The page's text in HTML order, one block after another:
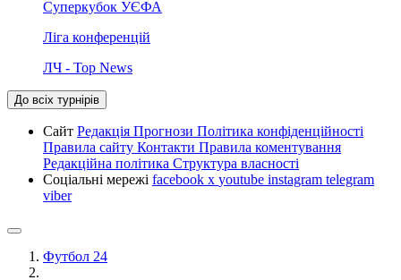
Суперкубок УЄФА
Ліга конференцій
ЛЧ - Top News
До всіх турнірів
Сайт Редакція Прогнози Політика конфіденційності
Правила сайту Контакти Правила коментування
Редакційна політика Структура власності
Соціальні мережі facebook x youtube instagram telegram
viber
Футбол 24